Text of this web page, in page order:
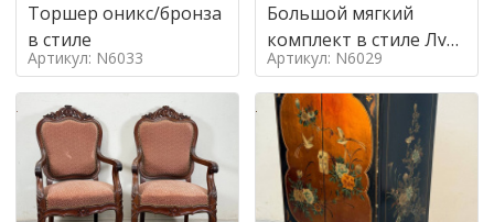
Торшер оникс/бронза
в стиле
Артикул: N6033
Большой мягкий
комплект в стиле Луи
в стиле
Артикул: N6029